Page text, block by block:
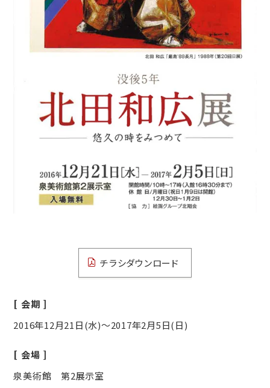
チラシダウンロード
会期
2016年12月21日(水)～2017年2月5日(日)
会場
泉美術館 第2展示室